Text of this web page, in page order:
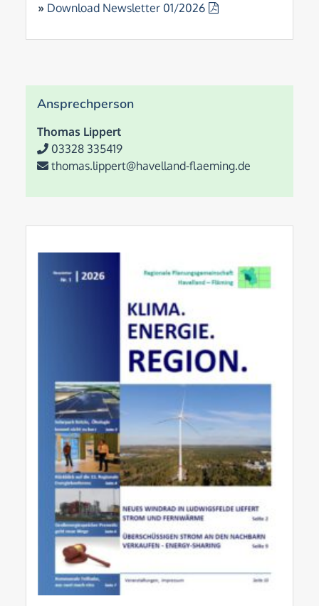
» Download Newsletter 01/2026
Ansprechperson
Thomas Lippert
03328 335419
thomas.lippert@havelland-flaeming.de